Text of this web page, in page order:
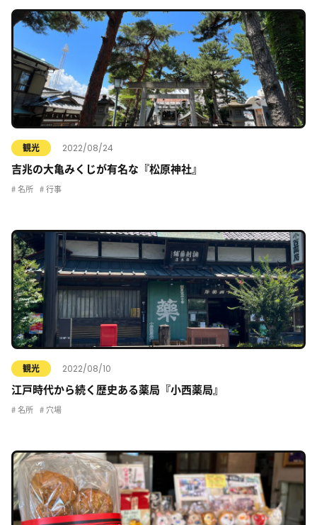
観光 2022/08/24
吉兆の大亀みくじが有名な『松原神社』
名所 行事
観光 2022/08/10
江戸時代から続く歴史ある薬局『小西薬局』
名所 穴場